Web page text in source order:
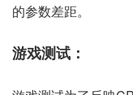
的参数差距。
游戏测试：